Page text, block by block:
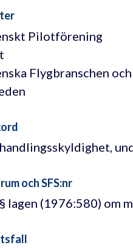
Pilotförening
Flygbranschen
och SFS:nr
lagen (1976:580) om